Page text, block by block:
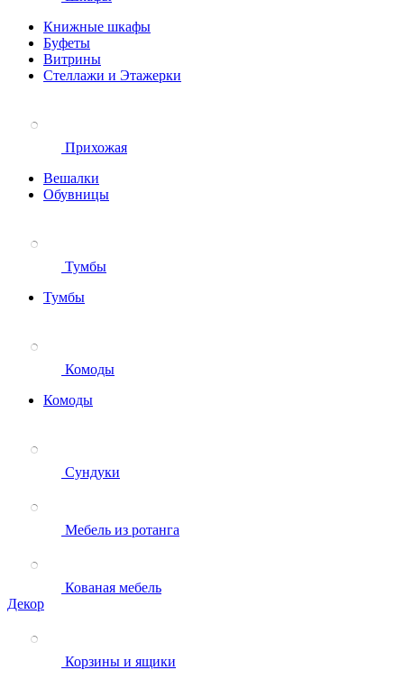
Книжные шкафы
Буфеты
Витрины
Стеллажи и Этажерки
Прихожая
Вешалки
Обувницы
Тумбы
Тумбы
Комоды
Комоды
Сундуки
Мебель из ротанга
Кованая мебель
Декор
Корзины и ящики